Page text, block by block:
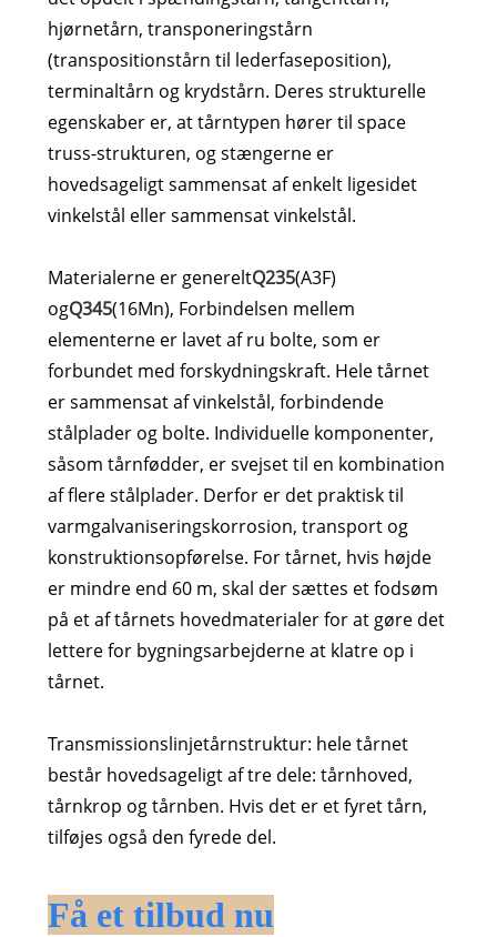
hjørnetårn, transponeringstårn
(transpositionstårn til lederfaseposition),
terminaltårn og krydstårn. Deres strukturelle
egenskaber er, at tårntypen hører til space
truss-strukturen, og stængerne er
hovedsageligt sammensat af enkelt ligesidet
vinkelstål eller sammensat vinkelstål.
Materialerne er genereltQ235(A3F)
ogQ345(16Mn), Forbindelsen mellem
elementerne er lavet af ru bolte, som er
forbundet med forskydningskraft. Hele tårnet
er sammensat af vinkelstål, forbindende
stålplader og bolte. Individuelle komponenter,
såsom tårnfødder, er svejset til en kombination
af flere stålplader. Derfor er det praktisk til
varmgalvaniseringskorrosion, transport og
konstruktionsopførelse. For tårnet, hvis højde
er mindre end 60 m, skal der sættes et fodsøm
på et af tårnets hovedmaterialer for at gøre det
lettere for bygningsarbejderne at klatre op i
tårnet.
Transmissionslinjetårnstruktur: hele tårnet
består hovedsageligt af tre dele: tårnhoved,
tårnkrop og tårnben. Hvis det er et fyret tårn,
tilføjes også den fyrede del.
Få et tilbud nu